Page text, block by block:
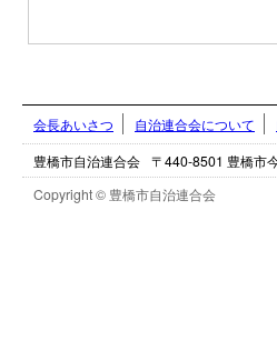
会長あいさつ 自治連合会について
豊橋市自治連合会 〒440-8501 豊橋市
Copyright © 豊橋市自治連合会